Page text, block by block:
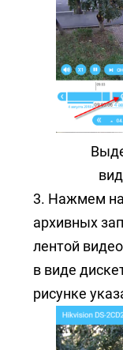
3. Нажмем на
архивных
лентой
в виде
рисунке